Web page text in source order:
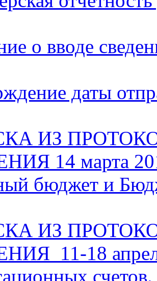
о вводе
даты
ИЗ
14 марта
бюджет и
ИЗ
11-18
счетов.